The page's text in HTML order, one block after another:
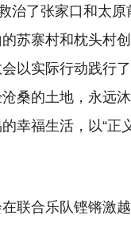
治了张家口和太
苏寨村和枕头村
以实际行动践行
桑的土地，永远
幸福生活，以“
联合乐队铿锵激